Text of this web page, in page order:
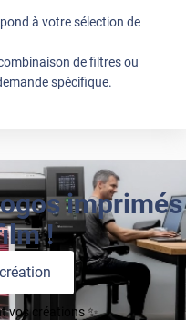
à votre sélection de
de filtres ou
spécifique.
imprimés
!
vos créations ✨